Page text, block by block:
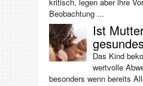
Beobachtung ...
Ist
Das Kind
wertvolle
besonders wenn bereits